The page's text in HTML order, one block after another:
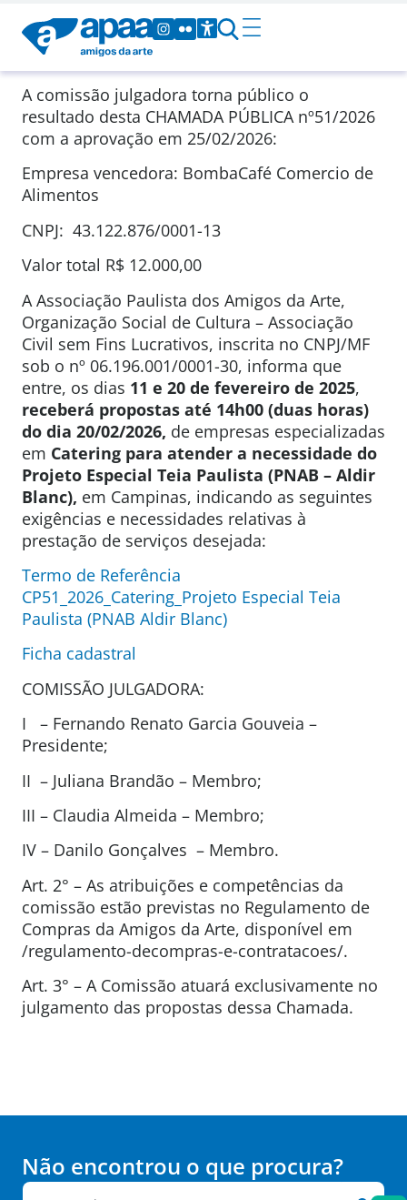
A comissão julgadora torna público o
resultado desta CHAMADA PÚBLICA nº51/2026
com a aprovação em 25/02/2026:
Empresa vencedora: BombaCafé Comercio de
Alimentos
CNPJ: 43.122.876/0001-13
Valor total R$ 12.000,00
A Associação Paulista dos Amigos da Arte,
Organização Social de Cultura – Associação
Civil sem Fins Lucrativos, inscrita no CNPJ/MF
sob o nº 06.196.001/0001-30, informa que
entre, os dias 11 e 20 de fevereiro de 2025,
receberá propostas até 14h00 (duas horas)
do dia 20/02/2026, de empresas especializadas
em Catering para atender a necessidade do
Projeto Especial Teia Paulista (PNAB – Aldir
Blanc), em Campinas, indicando as seguintes
exigências e necessidades relativas à
prestação de serviços desejada:
Termo de Referência
CP51_2026_Catering_Projeto Especial Teia
Paulista (PNAB Aldir Blanc)
Ficha cadastral
COMISSÃO JULGADORA:
I – Fernando Renato Garcia Gouveia –
Presidente;
II – Juliana Brandão – Membro;
III – Claudia Almeida – Membro;
IV – Danilo Gonçalves – Membro.
Art. 2° – As atribuições e competências da
comissão estão previstas no Regulamento de
Compras da Amigos da Arte, disponível em
/regulamento-decompras-e-contratacoes/.
Art. 3° – A Comissão atuará exclusivamente no
julgamento das propostas dessa Chamada.
Não encontrou o que procura?